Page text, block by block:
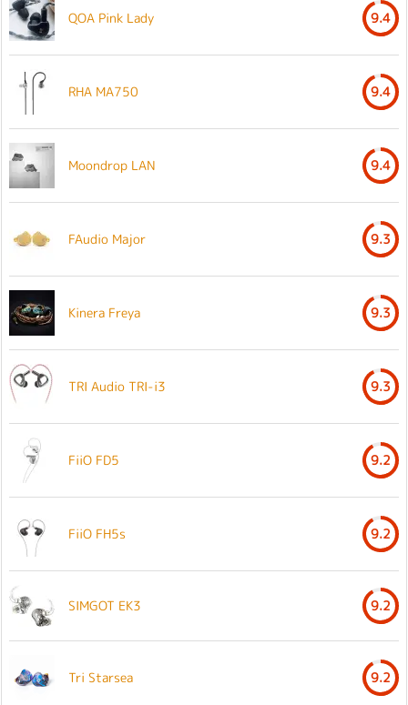
QOA Pink Lady 9.4
RHA MA750 9.4
Moondrop LAN 9.4
FAudio Major 9.3
Kinera Freya 9.3
TRI Audio TRI-i3 9.3
FiiO FD5 9.2
FiiO FH5s 9.2
SIMGOT EK3 9.2
Tri Starsea 9.2